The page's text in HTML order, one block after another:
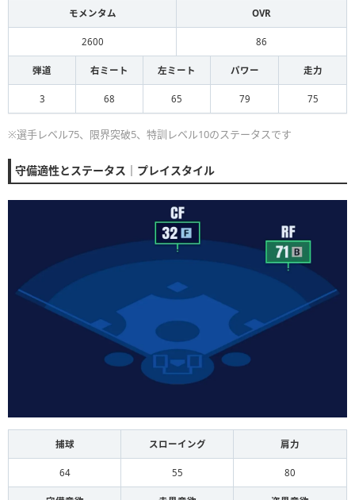
モメンタム OVR
2600 86
弾道 右ミート 左ミート パワー 走力
3 68 65 79 75
※選手レベル75、限界突破5、特訓レベル10のステータスです
守備適性とステータス｜プレイスタイル
捕球 スローイング 肩力
64 55 80